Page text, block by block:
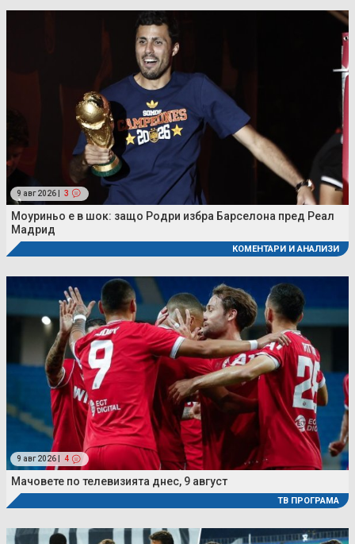
9 авг 2026 | 3
Моуриньо е в шок: защо Родри избра Барселона пред Реал
Мадрид
КОМЕНТАРИ И АНАЛИЗИ
9 авг 2026 | 4
Мачовете по телевизията днес, 9 август
ТВ ПРОГРАМА